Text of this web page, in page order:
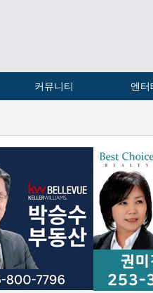
커뮤니티 엔터